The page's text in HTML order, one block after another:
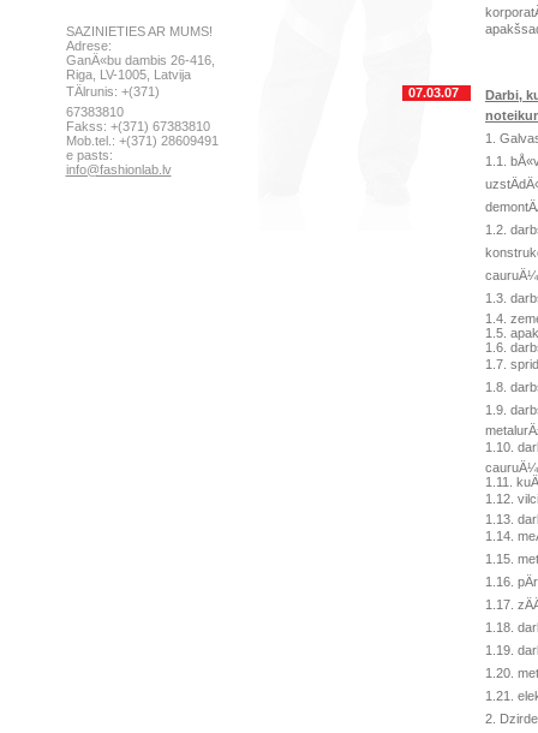
SAZINIETIES AR MUMS!
Adrese:
GanÄ«bu dambis 26-416,
Riga, LV-1005, Latvija
TÄlrunis: +(371)
67383810
Fakss: +(371) 67383810
Mob.tel.: +(371) 28609491
e pasts:
info@fashionlab.lv
07.03.07
Darbi,
1.
1.1.
1.2.
1.3.
1.4.
1.5.
1.6.
1.7.
1.8.
1.9.
1.10.
1.11.
1.12.
1.13.
1.14.
1.15.
1.16.
1.17.
1.18.
1.19.
1.20.
1.21.
2.